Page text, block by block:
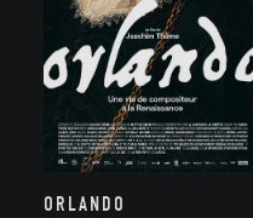
ORLANDO